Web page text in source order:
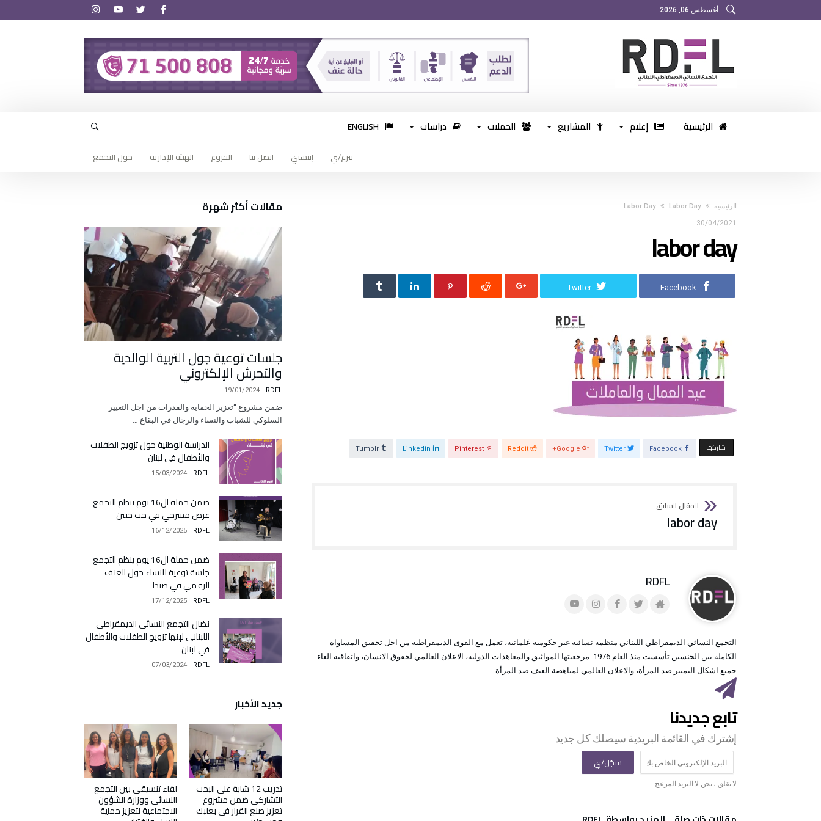
أغسطس 06, 2026
الرئيسية إعلام المشاريع الحملات دراسات ENGLISH
حول التجمع الهيئة الإدارية الفروع اتصل بنا إنتسبي تبرع/ي
‫الرئيسية‬ Labor Day Labor Day
30/04/2021
labor day
Facebook
Twitter
‫‫ شاركها‬ Facebook
Twitter
Google+
Reddit
Pinterest
Linkedin
Tumblr
labor day
RDFL
التجمع النسائي الديمقراطي اللبناني منظمة نسائية غير حكومية عَلمانية، تعمل مع القوى الديمقراطية من اجل تحقيق المساواة
الكاملة بين الجنسين تأسست منذ العام 1976. مرجعيتها المواثيق والمعاهدات الدولية، الاعلان العالمي لحقوق الانسان، واتفاقية الغاء
جميع اشكال التمييز ضد المرأة، والاعلان العالمي لمناهضة العنف ضد المرأة.
مقالات أكثر شهرة
جلسات توعية جول التربية الوالدية
والتحرش الإلكتروني
RDFL
19/01/2024
ضمن مشروع “تعزيز الحماية والقدرات من اجل التغيير
السلوكي للشباب والنساء والرجال في البقاع …
الدراسة الوطنية حول تزويج الطفلات
والأطفال في لبنان
RDFL
15/03/2024
ضمن حملة ال16 يوم ينظم التجمع
عرض مسرحي في جب جنين
RDFL
16/12/2025
ضمن حملة ال16 يوم ينظم التجمع
جلسة توعية للنساء حول العنف
الرقمي في صيدا
RDFL
17/12/2025
نضال التجمع النسائي الديمقراطي
اللبناني لإنها تزويج الطفلات والأطفال
في لبنان
RDFL
07/03/2024
جديد الأخبار
لقاء تنسيقي بين التجمع
النسائي ووزارة الشؤون
الاجتماعية لتعزيز حماية
تدريب 12 شابة على البحث
التشاركي ضمن مشروع
تعزيز صنع القرار في بعلبك